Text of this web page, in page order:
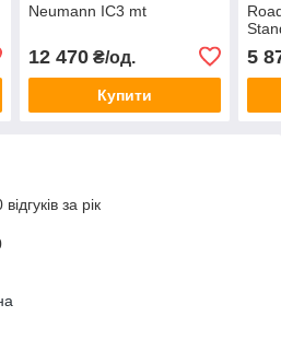
Neumann IC3 mt
12 470₴/од.
Купити
5
за рік